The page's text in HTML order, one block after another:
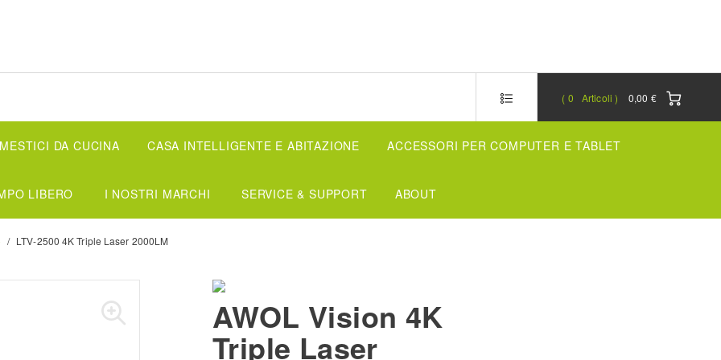
0,00 €
0 Articoli
DA CUCINA CASA INTELLIGENTE E ABITAZIONE ACCESSORI PER COMPUTER E TABLET
LIBERO I NOSTRI MARCHI SERVICE & SUPPORT ABOUT
LTV-2500 4K Triple Laser 2000LM
AWOL Vision 4K
Triple Laser